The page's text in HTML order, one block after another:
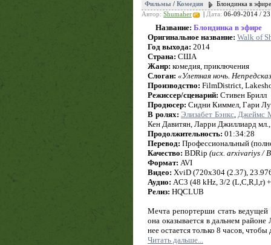
Фильмы / Комедия
Блондинка в
Автор: Shumaher Дата: 06-09-2014 /
Название: Блондинка в эфире
Оригинальное название: Walk of
Год выхода: 2014
Страна: США
Жанр: комедия, приключения
Слоган: «Улетная ночь.
Производство: FilmDistrict,
Режиссер/сценарий: Стивен Брилл
Продюсер: Сидни Киммел, Гари
В ролях: Элизабет Бэнкс, Джеймс
Кен Давитян, Ларри Джиллиард
Продолжительность: 01:34:28
Перевод: Профессиональный
Качество: BDRip (исх. arxivariys /
Формат: AVI
Видео: XviD (720x304 (2.37),
Аудио: AC3 (48 kHz, 3/2 (L,C,R,l,r)
Релиз: HQCLUB
Мечта репортерши стать
она оказывается в дальнем
нее остается только 8 часов,
Читать дальше...